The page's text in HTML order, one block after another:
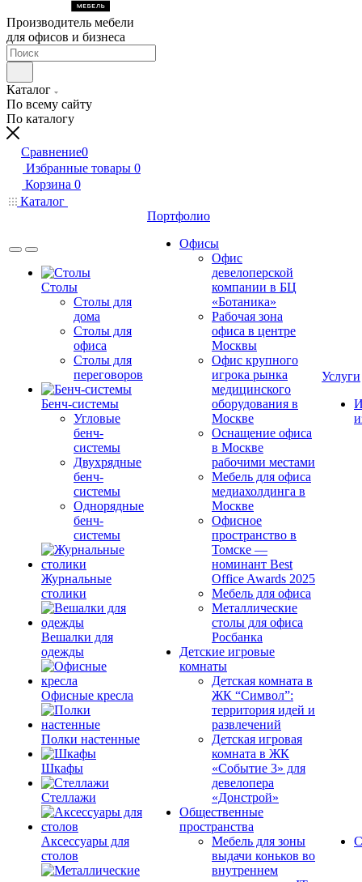
Производитель мебели
для офисов и бизнеса
Каталог
По всему сайту
По каталогу
Сравнение0
Избранные товары 0
Корзина 0
Каталог
Столы
Столы для
дома
Столы для
офиса
Столы для
переговоров
Бенч-системы
Угловые
бенч-
системы
Двухрядные
бенч-
системы
Однорядные
бенч-
системы
Журнальные
столики
Вешалки для
одежды
Офисные кресла
Полки настенные
Шкафы
Стеллажи
Аксессуары для
столов
Портфолио
Офисы
Офис
девелоперской
компании в БЦ
«Ботаника»
Рабочая зона
офиса в центре
Москвы
Офис крупного
игрока рынка
медицинского
оборудования в
Москве
Оснащение офиса
в Москве
рабочими местами
Мебель для офиса
медиахолдинга в
Москве
Офисное
пространство в
Томске —
номинант Best
Office Awards 2025
Мебель для офиса
Металлические
столы для офиса
Росбанка
Детские игровые
комнаты
Детская комната в
ЖК “Символ”:
территория идей и
развлечений
Детская игровая
комната в ЖК
«Событие 3» для
девелопера
«Донстрой»
Общественные
пространства
Мебель для зоны
выдачи коньков во
внутреннем
Услуги